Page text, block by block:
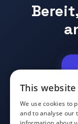
This
We use cookies to
and to analyse our